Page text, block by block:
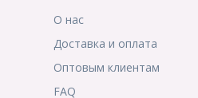
О нас
Доставка и оплата
Оптовым клиентам
FAQ